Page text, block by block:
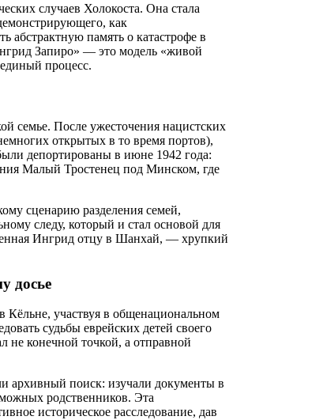
случаев Холокоста. Она стала
как
абстрактную память о катастрофе в
Запиро» — это модель «живой
процесс.
семье. После ужесточения нацистских
открытых в то время портов),
депортированы в июне 1942 года:
Малый Тростенец под Минском, где
сценарию разделения семей,
следу, который и стал основой для
Ингрид отцу в Шанхай, — хрупкий
досье
Кёльне, участвуя в общенациональном
судьбы еврейских детей своего
конечной точкой, а отправной
архивный поиск: изучали документы в
родственников. Эта
историческое расследование, дав